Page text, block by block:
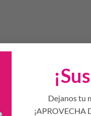
Dejanos tu
¡APROVECHA
de Zafiro
en conjunto
más difíciles de llegar.